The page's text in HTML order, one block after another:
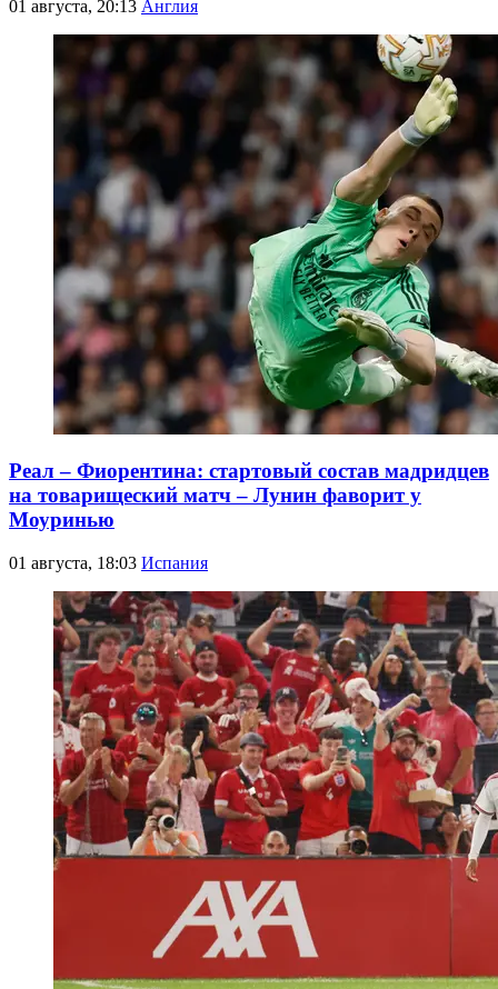
01 августа, 20:13 Англия
Реал – Фиорентина: стартовый состав мадридцев
на товарищеский матч – Лунин фаворит у
Моуринью
01 августа, 18:03 Испания